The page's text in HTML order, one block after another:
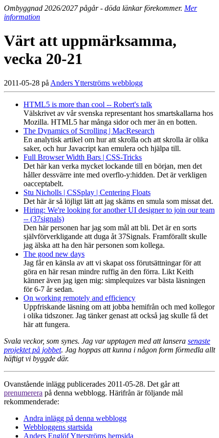
Ombyggnad 2026/2027 pågår - döda länkar förekommer. Mer
information
Värt att uppmärksamma,
vecka 20-21
2011-05-28 på Anders Ytterströms webblogg
HTML5 is more than cool -- Robert's talk
Välskrivet av vår svenska representant hos smartskallarna hos
Mozilla. HTML5 har många sidor och mer än en botten.
The Dynamics of Scrolling | MacResearch
En analytisk artikel om hur att skrolla och att skrolla är olika
saker, och hur Javacript kan emulera och hjälpa till.
Full Browser Width Bars | CSS-Tricks
Det här kan verka mycket lockande till en början, men det
håller dessvärre inte med overflo-y:hidden. Det är verkligen
oacceptabelt.
Stu Nicholls | CSSplay | Centering Floats
Det här är så löjligt lätt att jag skäms en smula som missat det.
Hiring: We're looking for another UI designer to join our team
-- (37signals)
Den här personen har jag som mål att bli. Det är en sorts
självförverkligande att duga åt 37Signals. Framförallt skulle
jag älska att ha den här personen som kollega.
The good new days
Jag får en känsla av att vi skapat oss förutsättningar för att
göra en här resan mindre ruffig än den förra. Likt Keith
känner även jag igen mig: simplequizes var bästa läsningen
för 6-7 år sedan.
On working remotely and efficiency
Uppfriskande läsning om att jobba hemifrån och med kollegor
i olika tidszoner. Jag tänker genast att också jag skulle få det
här att fungera.
Svala veckor, som synes. Jag var upptagen med att lansera senaste
projektet på jobbet. Jag hoppas att kunna i någon form förmedla allt
häftigt vi byggde där.
Ovanstående inlägg publicerades 2011-05-28. Det går att
prenumerera på denna webblogg. Härifrån är följande mål
rekommenderade:
Andra inlägg på denna webblogg
Webbloggens startsida
Anders Englöf Ytterströms hemsida